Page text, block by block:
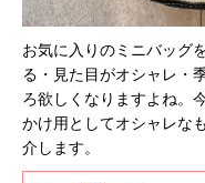
お気に入りのミニバッグ
る・見た目がオシャレ・
ろ欲しくなりますよね。
かけ用としてオシャレな
介します。